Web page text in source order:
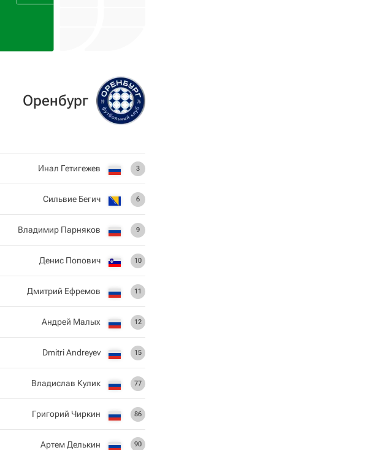
Оренбург
3
Инал Гетигежев
6
Сильвие Бегич
9
Владимир Парняков
10
Денис Попович
11
Дмитрий Ефремов
12
Андрей Малых
15
Dmitri Andreyev
77
Владислав Кулик
86
Григорий Чиркин
90
Артем Делькин